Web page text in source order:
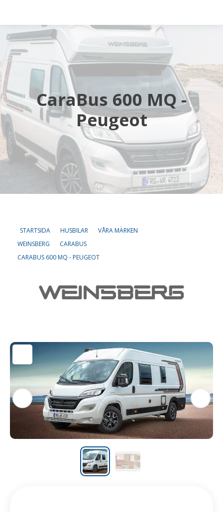
Husbilar
Husvagnar
Butik
Verkstad
Öppettider
CaraBus 600 MQ -
Peugeot
STARTSIDA HUSBILAR
VÅRA MÄRKEN
WEINSBERG
CARABUS
CARABUS 600 MQ - PEUGEOT